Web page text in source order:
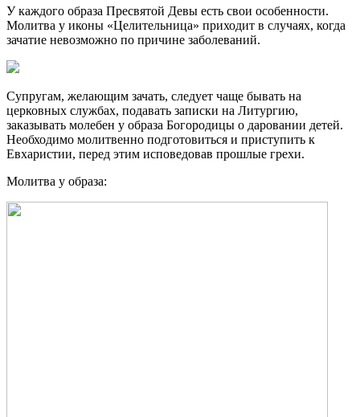
У каждого образа Пресвятой Девы есть свои особенности.
Молитва у иконы «Целительница» приходит в случаях, когда
зачатие невозможно по причине заболеваний.
Супругам, желающим зачать, следует чаще бывать на
церковных службах, подавать записки на Литургию,
заказывать молебен у образа Богородицы о даровании детей.
Необходимо молитвенно подготовиться и приступить к
Евхаристии, перед этим исповедовав прошлые грехи.
Молитва у образа: